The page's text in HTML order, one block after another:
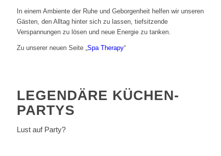
In einem Ambiente der Ruhe und Geborgenheit helfen wir unseren
Gästen, den Alltag hinter sich zu lassen, tiefsitzende
Verspannungen zu lösen und neue Energie zu tanken.
Zu unserer neuen Seite „ Spa Therapy“
LEGENDÄRE KÜCHEN-
PARTYS
Lust auf Party?